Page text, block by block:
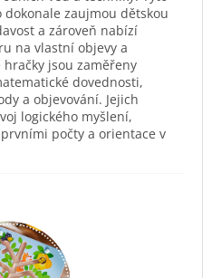
dokonale zaujmou dětskou
a zároveň nabízí
na vlastní objevy a
jsou zaměřeny
dovednosti,
a objevování. Jejich
logického myšlení,
počty a orientace v